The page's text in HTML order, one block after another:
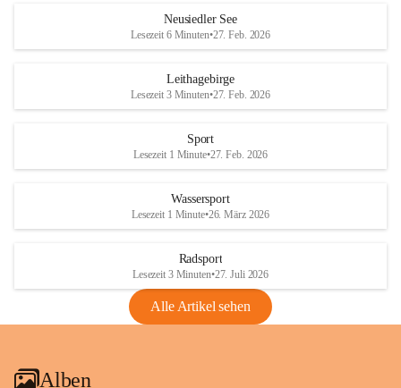
S
und den daraus folgenden wirtschaftlichen
Maßnahmen zur Bekämpfung
Rebe und der Amerikanischen
Anhang VBl. EU Nr. 18
1 Seite•1,4 MB
VBl. EU Nr. 18_2026
r
S
Neusiedler See
Lesezeit 6 Minuten•27. Feb. 2026
Leithagebirge
Lesezeit 3 Minuten•27. Feb. 2026
Sport
Lesezeit 1 Minute•27. Feb. 2026
Wassersport
Lesezeit 1 Minute•26. März 2026
Radsport
Lesezeit 3 Minuten•27. Juli 2026
Alle Artikel sehen
Alben